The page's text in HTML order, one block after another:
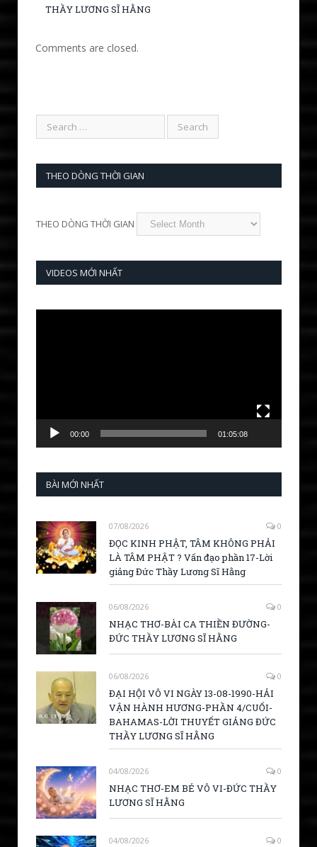
THẦY LƯƠNG SĨ HẰNG
Comments are closed.
THEO DÒNG THỜI GIAN
THEO DÒNG THỜI GIAN
VIDEOS MỚI NHẤT
00:00 01:05:08
BÀI MỚI NHẤT
07/08/2026 0
ĐỌC KINH PHẬT, TÂM KHÔNG PHẢI
LÀ TÂM PHẬT ? Vấn đạo phần 17-Lời
giảng Đức Thầy Lương Sĩ Hằng
06/08/2026 0
NHẠC THƠ-BÀI CA THIỀN ĐƯỜNG-
ĐỨC THẦY LƯƠNG SĨ HẰNG
06/08/2026 0
ĐẠI HỘI VÔ VI NGÀY 13-08-1990-HẢI
VẬN HÀNH HƯƠNG-PHẦN 4/CUỐI-
BAHAMAS-LỜI THUYẾT GIẢNG ĐỨC
THẦY LƯƠNG SĨ HẰNG
04/08/2026 0
NHẠC THƠ-EM BÉ VÔ VI-ĐỨC THẦY
LƯƠNG SĨ HẰNG
04/08/2026 0